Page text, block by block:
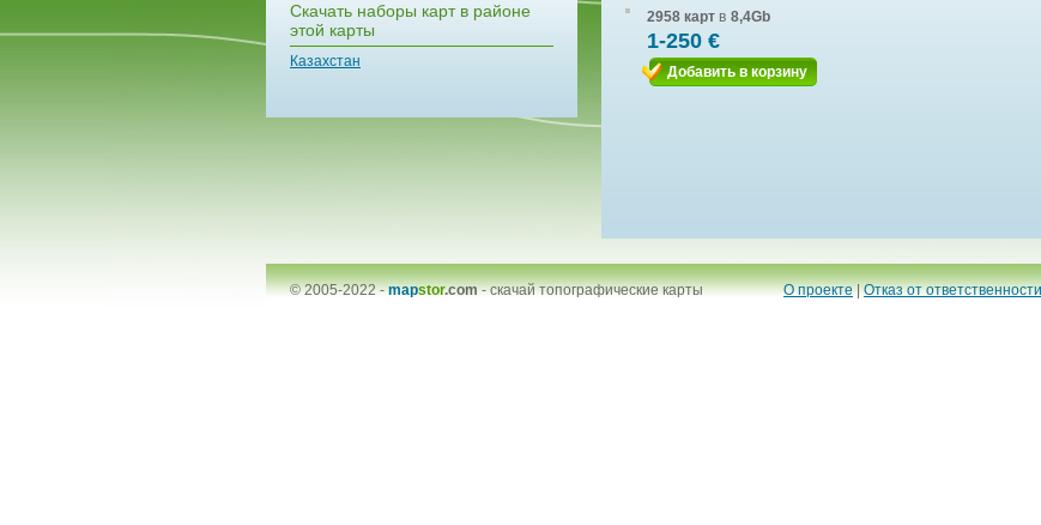
Скачать наборы карт в районе
этой карты
Казахстан
2958 карт в 8,4Gb
1-250 €
Добавить в корзину
© 2005-2022 -mapstor.com-скачай топографические карты О проекте|Отказ от ответственности